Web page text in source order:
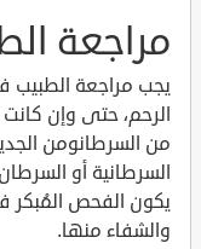
مراجعة
يجب مراجعة
الرحم، حتى وإن
من السرطانومن
السرطانية أو
يكون الفحص المُبكر
والشفاء منها.